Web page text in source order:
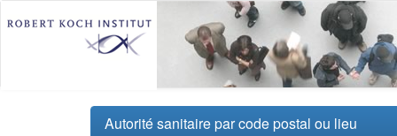
Autorité sanitaire par code postal ou lieu